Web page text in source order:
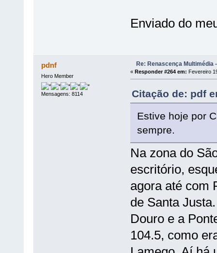
Enviado do
pdnf
Hero Member
Mensagens: 8114
Re: Renascença Multimédia
« Responder #264 em: Fevereiro
Citação de: pdf
Estive hoje por
sempre.
Na zona do
escritório,
agora até com
de Santa
Douro e a
104.5, como